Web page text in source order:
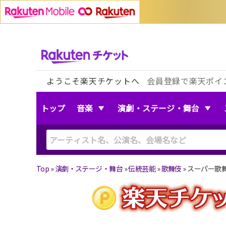
ようこそ楽天チケットへ 会員登録で楽天ポ
トップ 音楽 演劇・ステージ・舞台
Top »演劇・ステージ・舞台»伝統芸能»歌舞伎 » スーパー歌